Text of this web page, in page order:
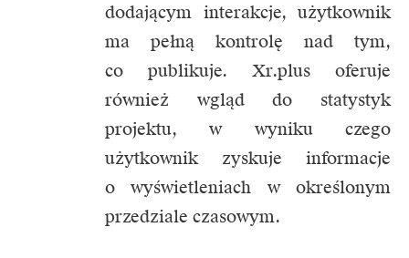
dodającym interakcje, użytkownik
ma pełną kontrolę nad tym,
co publikuje. Xr.plus oferuje
również wgląd do statystyk
projektu, w wyniku czego
użytkownik zyskuje informacje
o wyświetleniach w określonym
przedziale czasowym.